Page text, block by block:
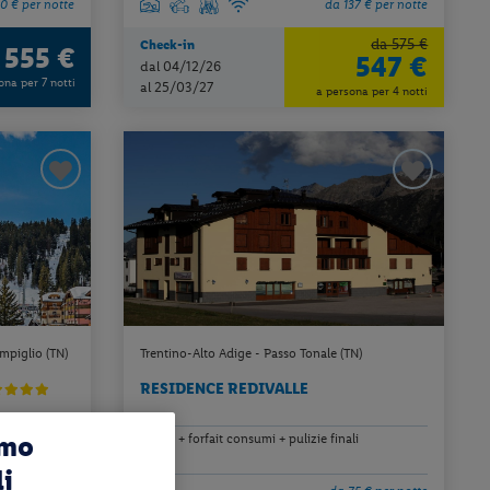
€ per notte
555 €
per 7 notti
da 137 € per notte
Check-in
dal 04/12/26
al 25/03/27
da 575 €
547 €
a persona per 4 notti
(TN) Trentino-Alto Adige - Passo Tonale (TN)
RESIDENCE REDIVALLE
affitto + forfait consumi + pulizie finali